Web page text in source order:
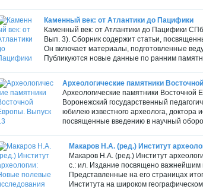
Каменный век: от Атлантики до Пацифики
Каменный век: от Атлантики до Пацифики
Вып. 3). Сборник содержит статьи,
Он включает материалы, подготовленные
Публикуются новые данные по ранним
Археологические памятники
Археологические памятники
Воронежский государственный
юбилею известного археолога, доктора
посвященные введению в научный
Макаров Н.А. (ред.) Институт
Макаров Н.А. (ред.) Институт
с.: ил. Издание посвящено важнейшим
Представленные на его страницах
Института на широком географическом